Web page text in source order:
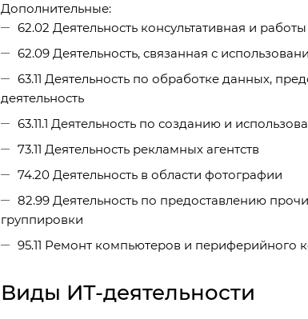
Дополнительные:
62.02 Деятельность консультативная и
62.09 Деятельность, связанная с
63.11 Деятельность по обработке данных,
деятельность
63.11.1 Деятельность по созданию и
73.11 Деятельность рекламных агентств
74.20 Деятельность в области фотографии
82.99 Деятельность по предоставлению
группировки
95.11 Ремонт компьютеров и периферийного
Виды ИТ-деятельности